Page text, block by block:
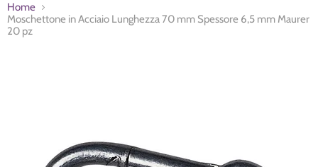
Home
Moschettone in Acciaio Lunghezza 70 mm Spessore 6,5 mm Maurer
20 pz